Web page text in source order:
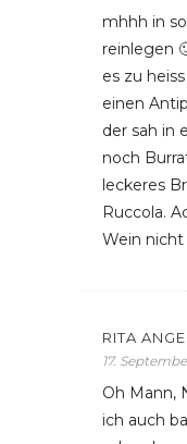
mhhh in
reinlegen
es zu
einen
der sah in
noch
leckeres
Ruccola.
Wein nicht
RITA
17.
Oh Mann,
ich auch